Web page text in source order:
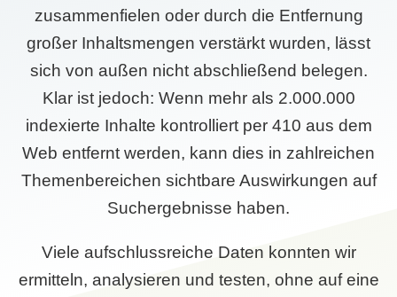
zusammenfielen oder durch die Entfernung
großer Inhaltsmengen verstärkt wurden, lässt
sich von außen nicht abschließend belegen.
Klar ist jedoch: Wenn mehr als 2.000.000
indexierte Inhalte kontrolliert per 410 aus dem
Web entfernt werden, kann dies in zahlreichen
Themenbereichen sichtbare Auswirkungen auf
Suchergebnisse haben.
Viele aufschlussreiche Daten konnten wir
ermitteln, analysieren und testen, ohne auf eine